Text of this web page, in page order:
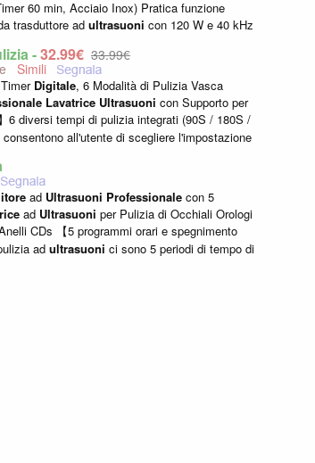
60 min, Acciaio Inox) Pratica funzione
trasduttore ad ultrasuoni con 120 W e 40 kHz
-32,99€ 33,99€
Digitale, 6 Modalità di Pulizia Vasca
Lavatrice Ultrasuoni con Supporto per
6 diversi tempi di pulizia integrati (90S / 180S /
all'utente di scegliere l'impostazione
ad Ultrasuoni Professionale con 5
ad Ultrasuoni per Pulizia di Occhiali Orologi
CDs 【5 programmi orari e spegnimento
ad ultrasuoni ci sono 5 periodi di tempo di